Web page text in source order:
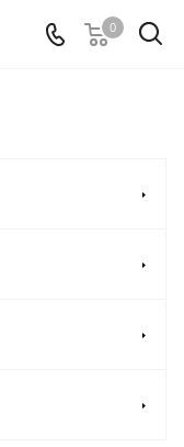
0